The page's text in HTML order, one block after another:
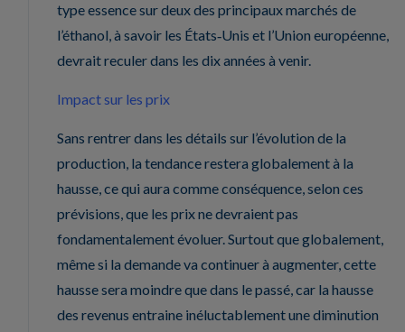
type essence sur deux des principaux marchés de
l’éthanol, à savoir les États‑Unis et l’Union européenne,
devrait reculer dans les dix années à venir.
Impact sur les prix
Sans rentrer dans les détails sur l’évolution de la
production, la tendance restera globalement à la
hausse, ce qui aura comme conséquence, selon ces
prévisions, que les prix ne devraient pas
fondamentalement évoluer. Surtout que globalement,
même si la demande va continuer à augmenter, cette
hausse sera moindre que dans le passé, car la hausse
des revenus entraine inéluctablement une diminution